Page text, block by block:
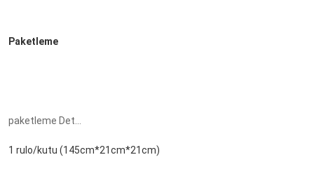
Paketleme
1 rulo/kutu (145cm*21cm*21cm)